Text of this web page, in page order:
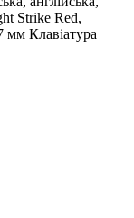
Strike Red,
мм Клавіатура